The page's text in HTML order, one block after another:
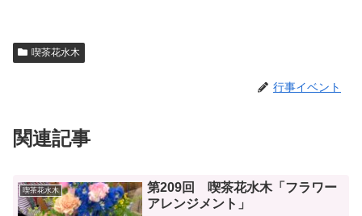
喫茶花水木
行事イベント
関連記事
喫茶花水木
第209回 喫茶花水木「フラワー
アレンジメント」